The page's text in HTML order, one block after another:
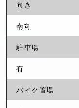
向き
南向
駐車場
有
バイク置場